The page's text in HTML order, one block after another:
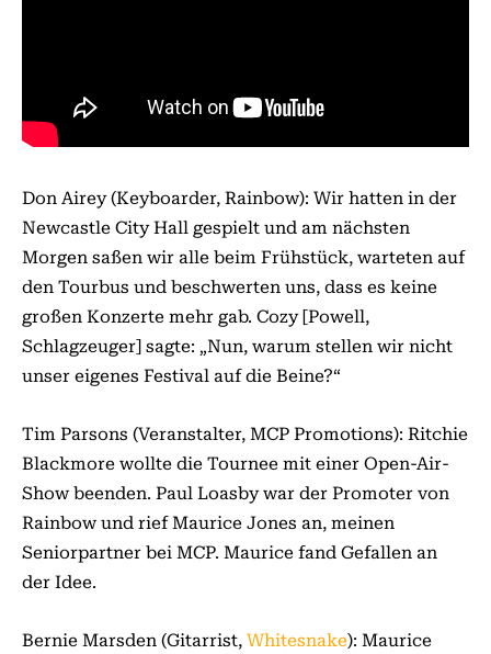
Don Airey (Keyboarder, Rainbow): Wir hatten in der
Newcastle City Hall gespielt und am nächsten
Morgen saßen wir alle beim Frühstück, warteten auf
den Tourbus und beschwerten uns, dass es keine
großen Konzerte mehr gab. Cozy [Powell,
Schlagzeuger] sagte: „Nun, warum stellen wir nicht
unser eigenes Festival auf die Beine?“
Tim Parsons (Veranstalter, MCP Promotions): Ritchie
Blackmore wollte die Tournee mit einer Open-Air-
Show beenden. Paul Loasby war der Promoter von
Rainbow und rief Maurice Jones an, meinen
Seniorpartner bei MCP. Maurice fand Gefallen an
der Idee.
Bernie Marsden (Gitarrist, Whitesnake): Maurice